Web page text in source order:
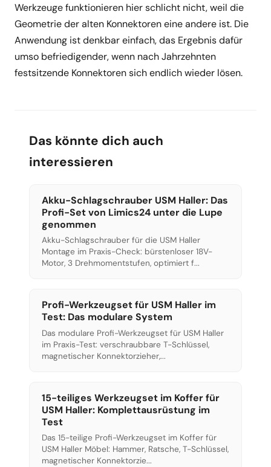
Werkzeuge funktionieren hier schlicht nicht, weil die
Geometrie der alten Konnektoren eine andere ist. Die
Anwendung ist denkbar einfach, das Ergebnis dafür
umso befriedigender, wenn nach Jahrzehnten
festsitzende Konnektoren sich endlich wieder lösen.
Das könnte dich auch
interessieren
Akku-Schlagschrauber USM Haller: Das
Profi-Set von Limics24 unter die Lupe
genommen
Akku-Schlagschrauber für die USM Haller
Montage im Praxis-Check: bürstenloser 18V-
Motor, 3 Drehmomentstufen, optimiert f...
Profi-Werkzeugset für USM Haller im
Test: Das modulare System
Das modulare Profi-Werkzeugset für USM Haller
im Praxis-Test: verschraubbare T-Schlüssel,
magnetischer Konnektorzieher,...
15-teiliges Werkzeugset im Koffer für
USM Haller: Komplettausrüstung im
Test
Das 15-teilige Profi-Werkzeugset im Koffer für
USM Haller Möbel: Hammer, Ratsche, T-Schlüssel,
magnetischer Konnektorzie...